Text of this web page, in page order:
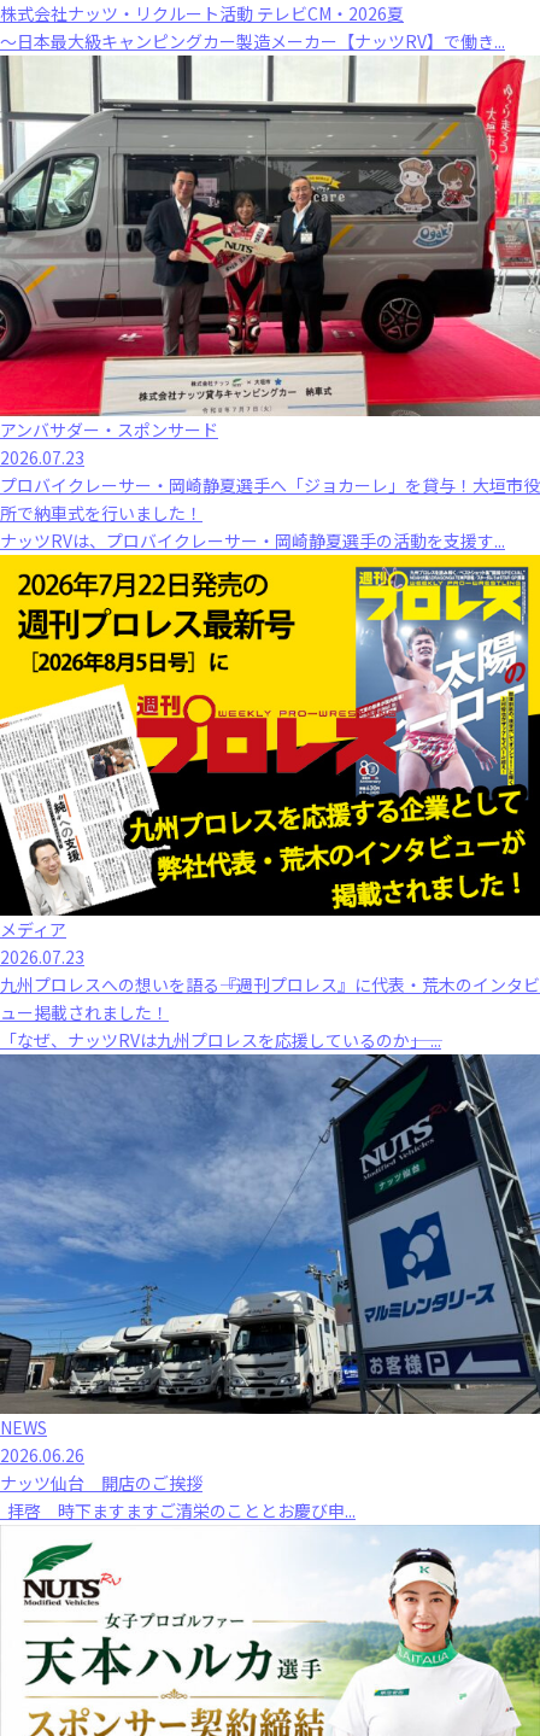
株式会社ナッツ・リクルート活動 テレビCM・2026夏
～日本最大級キャンピングカー製造メーカー【ナッツRV】で働き...
アンバサダー・スポンサード
2026.07.23
プロバイクレーサー・岡崎静夏選手へ「ジョカーレ」を貸与！大垣市役
所で納車式を行いました！
ナッツRVは、プロバイクレーサー・岡崎静夏選手の活動を支援す...
メディア
2026.07.23
九州プロレスへの想いを語る――『週刊プロレス』に代表・荒木のインタビ
ュー掲載されました！
「なぜ、ナッツRVは九州プロレスを応援しているのか――」 ...
NEWS
2026.06.26
ナッツ仙台 開店のご挨拶
拝啓 時下ますますご清栄のこととお慶び申...